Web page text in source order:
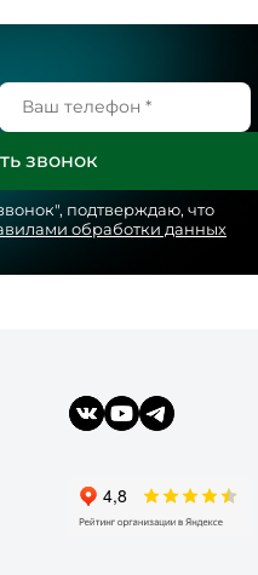
", подтверждаю, что
обработки данных